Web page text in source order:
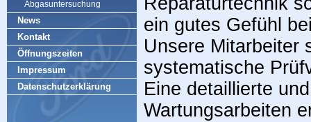
Abgasuntersuchung
News
Kontakt
Öffnungszeiten
Impressum
Datenschutzerklärung
ein gutes Gefühl
Unsere Mitarbeiter
systematische
Eine detaillierte
Wartungsarbeiten